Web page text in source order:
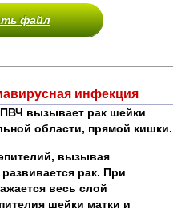
файл
инфекция
ПВЧ вызывает рак шейки
области, прямой кишки.
вызывая
рак. При
весь слой
шейки матки и